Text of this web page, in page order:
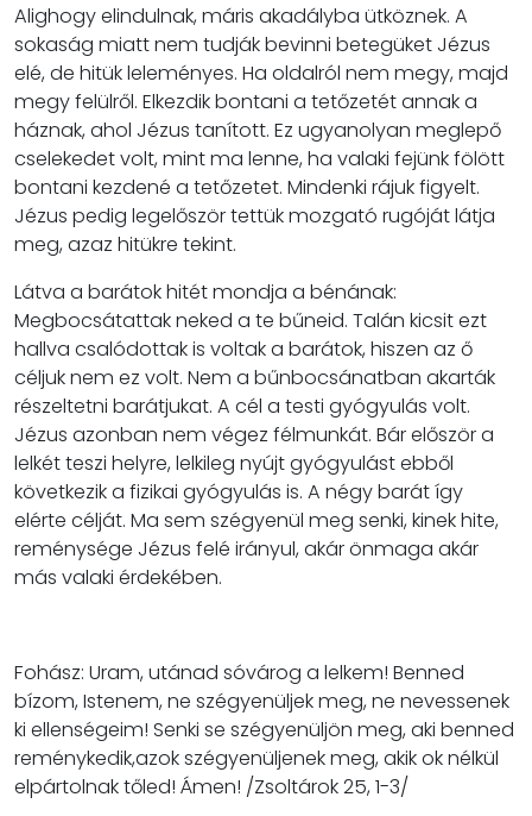
Alighogy elindulnak, máris akadályba ütköznek. A
sokaság miatt nem tudják bevinni betegüket Jézus
elé, de hitük leleményes. Ha oldalról nem megy, majd
megy felülről. Elkezdik bontani a tetőzetét annak a
háznak, ahol Jézus tanított. Ez ugyanolyan meglepő
cselekedet volt, mint ma lenne, ha valaki fejünk fölött
bontani kezdené a tetőzetet. Mindenki rájuk figyelt.
Jézus pedig legelőször tettük mozgató rugóját látja
meg, azaz hitükre tekint.
Látva a barátok hitét mondja a bénának:
Megbocsátattak neked a te bűneid. Talán kicsit ezt
hallva csalódottak is voltak a barátok, hiszen az ő
céljuk nem ez volt. Nem a bűnbocsánatban akarták
részeltetni barátjukat. A cél a testi gyógyulás volt.
Jézus azonban nem végez félmunkát. Bár először a
lelkét teszi helyre, lelkileg nyújt gyógyulást ebből
következik a fizikai gyógyulás is. A négy barát így
elérte célját. Ma sem szégyenül meg senki, kinek hite,
reménysége Jézus felé irányul, akár önmaga akár
más valaki érdekében.
Fohász: Uram, utánad sóvárog a lelkem! Benned
bízom, Istenem, ne szégyenüljek meg, ne nevessenek
ki ellenségeim! Senki se szégyenüljön meg, aki benned
reménykedik,azok szégyenüljenek meg, akik ok nélkül
elpártolnak tőled! Ámen! /Zsoltárok 25, 1-3/